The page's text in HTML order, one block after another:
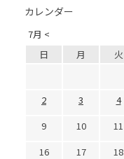
カレンダー
7月 <
日 月 火
2
3 4
9
10 11
16
17 18